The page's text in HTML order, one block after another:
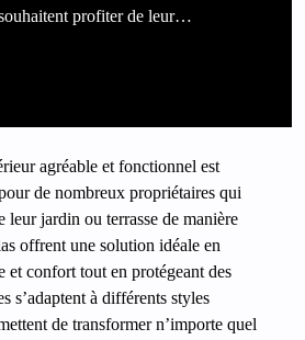
profiter de leur…
agréable et fonctionnel est
de nombreux propriétaires qui
leur jardin ou terrasse de manière
offrent une solution idéale en
et confort tout en protégeant des
s’adaptent à différents styles
de transformer n’importe quel